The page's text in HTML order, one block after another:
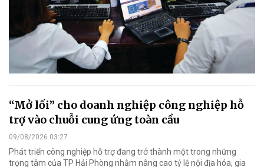
“Mở lối” cho doanh nghiệp công nghiệp hỗ
trợ vào chuỗi cung ứng toàn cầu
09/08/2026 03:27
Phát triển công nghiệp hỗ trợ đang trở thành một trong những
trọng tâm của TP Hải Phòng nhằm nâng cao tỷ lệ nội địa hóa, gia